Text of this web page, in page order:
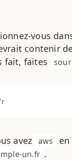
vous
contenir
fait, faites
aws s3 sync --delete . s3://exemple-un.fr
avez aws
un.fr .